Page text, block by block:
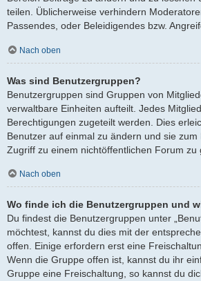
teilen. Üblicherweise verhindern
Passendes, oder Beleidigendes bzw.
Nach oben
Was sind Benutzergruppen?
Benutzergruppen sind Gruppen von
verwaltbare Einheiten aufteilt. Jedes
Berechtigungen zugeteilt werden. Dies
Benutzer auf einmal zu ändern und sie
Zugriff zu einem nichtöffentlichen Forum zu
Nach oben
Wo finde ich die Benutzergruppen und
Du findest die Benutzergruppen unter
möchtest, kannst du dies mit der
offen. Einige erfordern erst eine
Wenn die Gruppe offen ist, kannst du ihr
Gruppe eine Freischaltung, so kannst du